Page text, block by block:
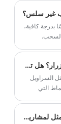
غير سلس؟
بدرجة كافية،
الجينز لا يوجد لديه سحابات على المقدمة ولكن الأزرار؟ هل تعرف السبب؟
السراويل
التي
ما هو الإبزيم المغلف بالقماش ولماذا يعد الخيار الأمثل لمشاريع الأزياء والحرف المتميزة